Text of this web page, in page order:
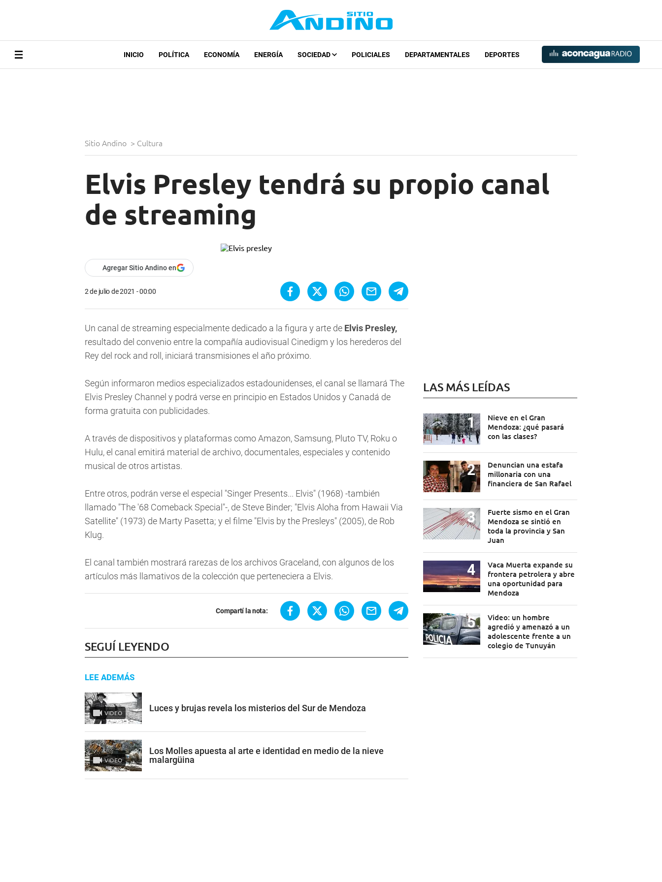
INICIO POLÍTICA ECONOMÍA ENERGÍA SOCIEDAD POLICIALES DEPARTAMENTALES DEPORTES
Sitio Andino > Cultura
Elvis Presley tendrá su propio canal
de streaming
Agregar Sitio Andino en
2 de julio de 2021 - 00:00
Un canal de streaming especialmente dedicado a la figura y arte de Elvis Presley,
resultado del convenio entre la compañía audiovisual Cinedigm y los herederos del
Rey del rock and roll, iniciará transmisiones el año próximo.
Según informaron medios especializados estadounidenses, el canal se llamará The
Elvis Presley Channel y podrá verse en principio en Estados Unidos y Canadá de
forma gratuita con publicidades.
A través de dispositivos y plataformas como Amazon, Samsung, Pluto TV, Roku o
Hulu, el canal emitirá material de archivo, documentales, especiales y contenido
musical de otros artistas.
Entre otros, podrán verse el especial "Singer Presents... Elvis" (1968) -también
llamado "The '68 Comeback Special"-, de Steve Binder; "Elvis Aloha from Hawaii Via
Satellite" (1973) de Marty Pasetta; y el filme "Elvis by the Presleys" (2005), de Rob
Klug.
El canal también mostrará rarezas de los archivos Graceland, con algunos de los
artículos más llamativos de la colección que perteneciera a Elvis.
Compartí la nota:
SEGUÍ LEYENDO
LEE ADEMÁS
VIDEO Luces y brujas revela los misterios del Sur de Mendoza
VIDEO
Los Molles apuesta al arte e identidad en medio de la nieve
malargüina
LAS MÁS LEÍDAS
Nieve en el Gran
Mendoza: ¿qué pasará
con las clases?
Denuncian una estafa
millonaria con una
financiera de San Rafael
Fuerte sismo en el Gran
Mendoza se sintió en
toda la provincia y San
Juan
Vaca Muerta expande su
frontera petrolera y abre
una oportunidad para
Mendoza
Video: un hombre
agredió y amenazó a un
adolescente frente a un
colegio de Tunuyán